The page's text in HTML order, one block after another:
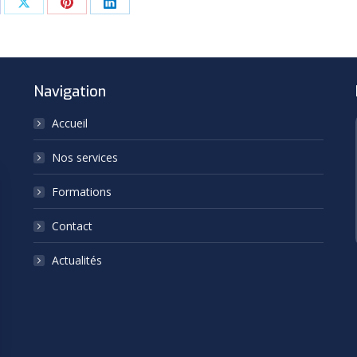
Share
X
Share
Pinterest
Share
LinkedIn
Navigation
Accueil
Nos services
Formations
Contact
Actualités